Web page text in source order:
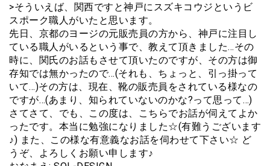
>そういえば、関西ですと神戸にスズキコウジというビ
スポーク職人がいたと思います。
先日、京都のヨージの元販売員の方から、神戸に注目し
ている職人がいるという事で、教えて頂きました…その
時に、関氏のお話もさせて頂いたのですが、その方は御
存知では無かったので…(それも、ちょっと、引っ掛って
いて…)その方は、現在、靴の販売員をされている様なの
ですが…(あまり、知られていないのかな?って思って…)
さてさて、でも、この度は、こちらでお話が伺えてよか
ったです。本当に勉強になりました☆(有難うございます
♪) また、この様な有意義なお話を伺わせて下さい☆ ど
うぞ、よろしくお願い申します♪